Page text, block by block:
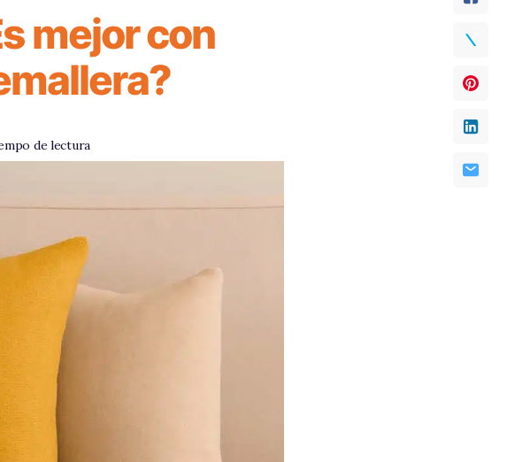
mejor con
de lectura